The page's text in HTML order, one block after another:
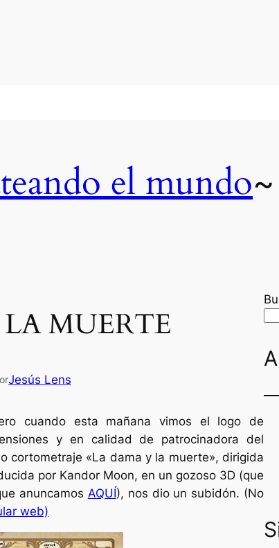
el mundo~
MUERTE
Jesús Lens
cuando esta mañana vimos el logo de
y en calidad de patrocinadora del
cortometraje «La dama y la muerte», dirigida
por Kandor Moon, en un gozoso 3D (que
anuncamos AQUÍ), nos dio un subidón. (No
web)